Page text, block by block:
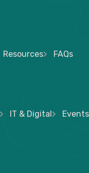
Resources FAQs
IT & Digital Events